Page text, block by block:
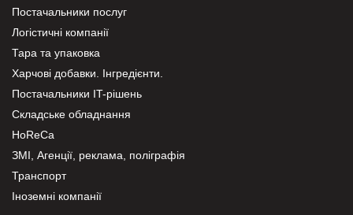
Постачальники послуг
Логістичні компанії
Тара та упаковка
Харчові добавки. Інгредієнти.
Постачальники IT-рішень
Складське обладнання
HoReCa
ЗМІ, Агенції, реклама, поліграфія
Транспорт
Іноземні компанії